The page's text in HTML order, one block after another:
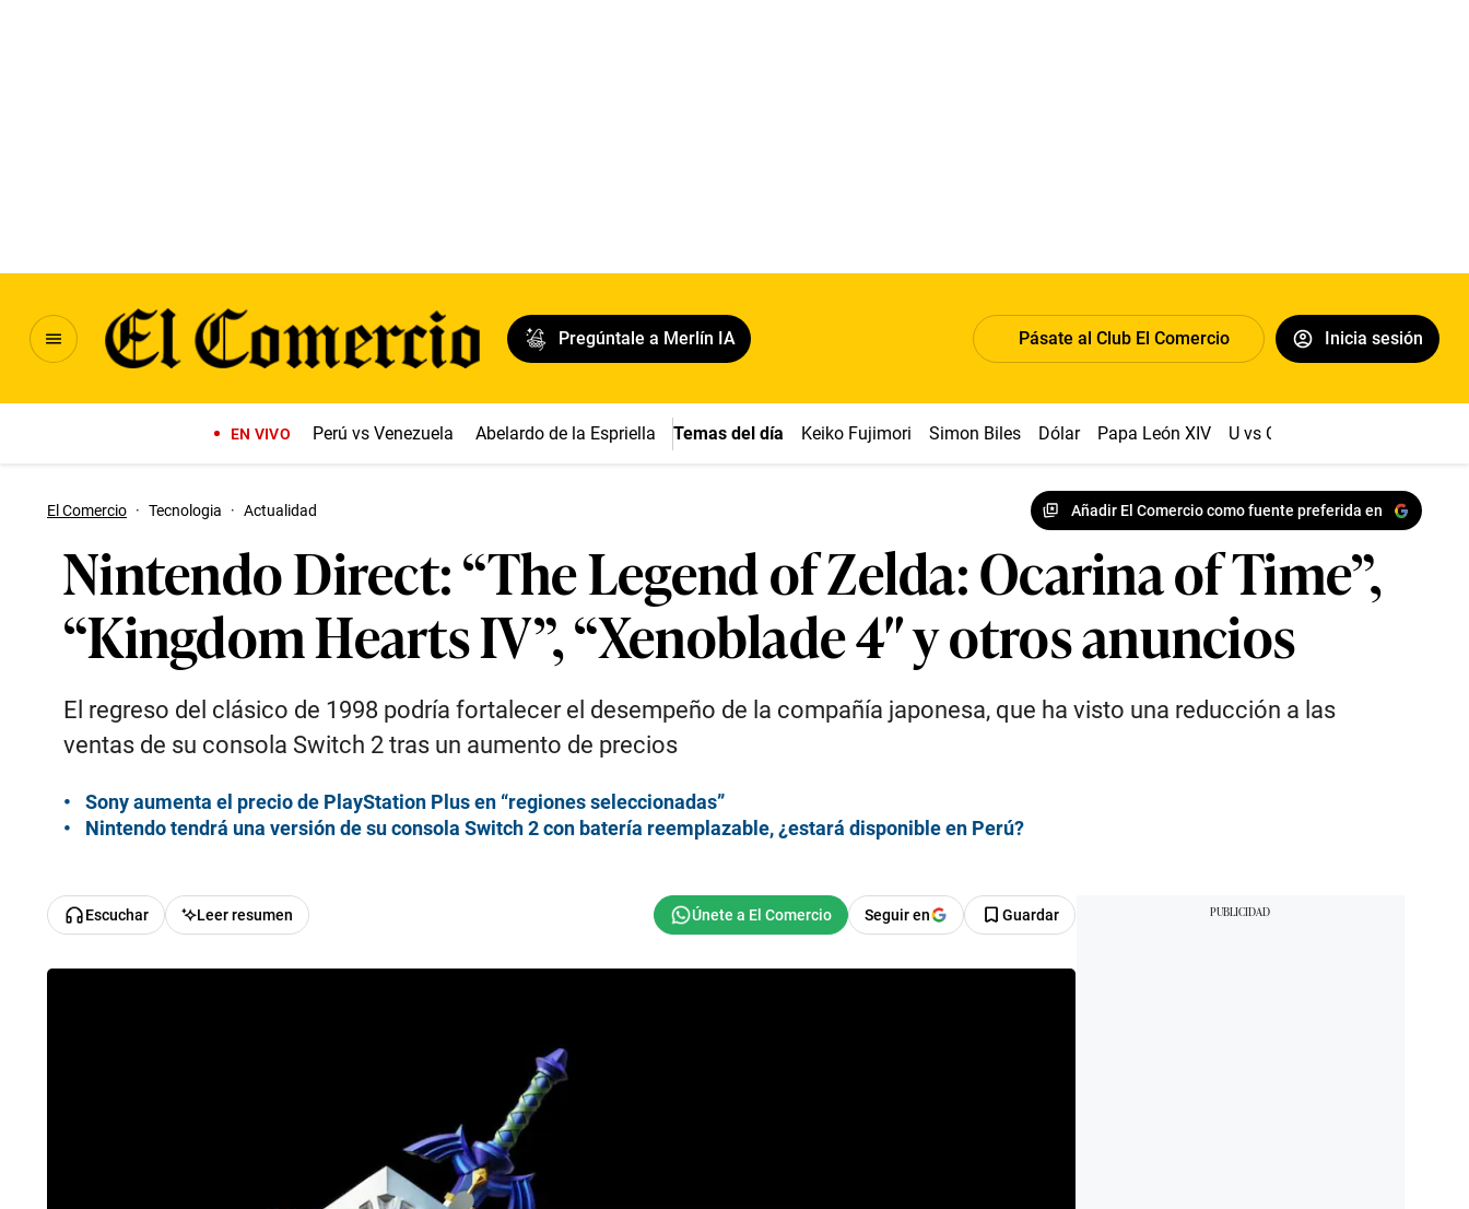
Pregúntale a Merlín IA Pásate al Club El Comercio Inicia sesión
EN VIVO Perú vs Venezuela Abelardo de la Espriella Temas del día Keiko Fujimori Simon Biles Dólar Papa León XIV U vs Cristal
El Comercio · Tecnologia · Actualidad Añadir El Comercio como fuente preferida en
Nintendo Direct: “The Legend of Zelda: Ocarina of Time”,
“Kingdom Hearts IV”, “Xenoblade 4″ y otros anuncios
El regreso del clásico de 1998 podría fortalecer el desempeño de la compañía japonesa, que ha visto una reducción a las
ventas de su consola Switch 2 tras un aumento de precios
Sony aumenta el precio de PlayStation Plus en “regiones seleccionadas”
Nintendo tendrá una versión de su consola Switch 2 con batería reemplazable, ¿estará disponible en Perú?
Escuchar Leer resumen Seguir en Guardar